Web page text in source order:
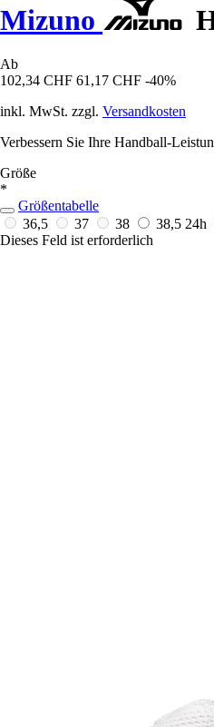
Mizuno
Ab
102,34 CHF 61,17 CHF -40%
inkl. MwSt. zzgl. Versandkosten
Verbessern Sie Ihre Handball-
Größe
*
Größentabelle
36,5
37 38 38,5 24h
Dieses Feld ist erforderlich